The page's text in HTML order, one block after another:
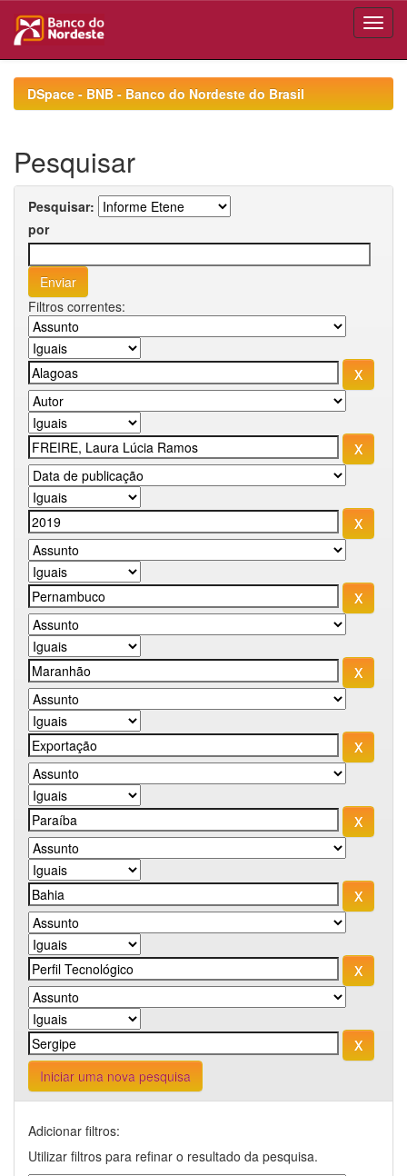
navigationDSpace - BNB - Banco do Nordeste do Brasil
Pesquisar
Pesquisar:
por
Filtros correntes:
Iniciar uma nova pesquisa
Adicionar filtros:
Utilizar filtros para refinar o resultado da pesquisa.